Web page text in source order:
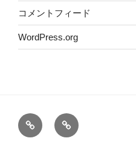
コメントフィード
WordPress.org
小
金
リ
ン